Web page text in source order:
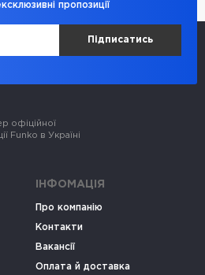
пропозиції
Підписатись
офіційної
Funko в Україні
ІНФОМАЦІЯ
Про компанію
Контакти
Вакансії
Оплата й доставка